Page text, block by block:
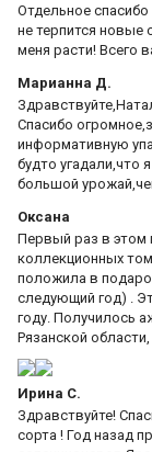
Отдельное
не терпится новые
меня расти! Всего
Марианна Д.
Спасибо
информативную
будто угадали,что
большой
Оксана
Первый раз в этом
коллекционных
положила в
следующий год) .
году. Получилось
Рязанской
Ирина С.
Здравствуйте!
сорта ! Год назад